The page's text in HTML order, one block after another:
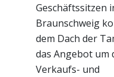
Geschäftssitzen
Braunschweig
dem Dach der
das Angebot um
Verkaufs- und